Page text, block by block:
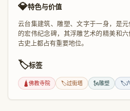
💎特色与价值
云台集建筑、雕塑、文字于一身，是
的宏伟纪念碑，其浮雕艺术的精美和
古史上都占有重要地位。
🏷️标签
🛕佛教寺院 🏷️过街塔 🗽雕塑 🏷️